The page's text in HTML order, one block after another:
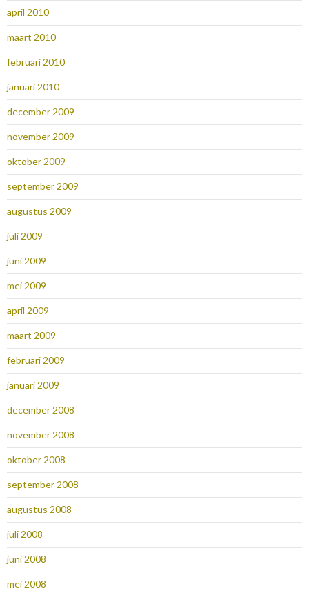
april 2010
maart 2010
februari 2010
januari 2010
december 2009
november 2009
oktober 2009
september 2009
augustus 2009
juli 2009
juni 2009
mei 2009
april 2009
maart 2009
februari 2009
januari 2009
december 2008
november 2008
oktober 2008
september 2008
augustus 2008
juli 2008
juni 2008
mei 2008